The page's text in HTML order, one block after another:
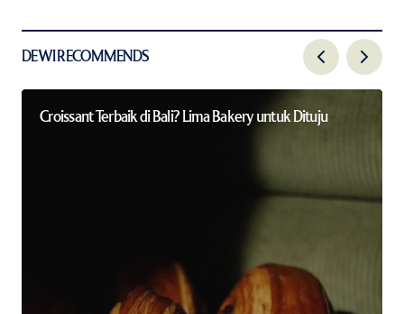
DEWI RECOMMENDS
Croissant Terbaik di Bali? Lima Bakery untuk Dituju